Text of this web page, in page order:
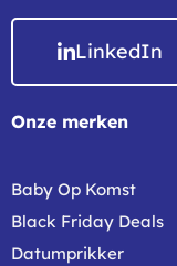
LinkedIn
Onze merken
Baby Op Komst
Black Friday Deals
Datumprikker